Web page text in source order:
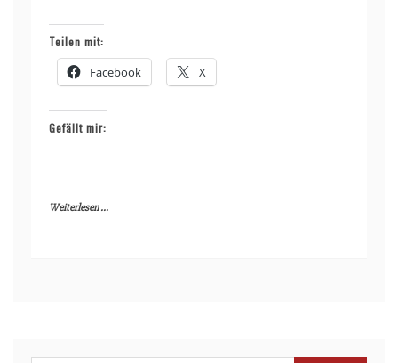
Teilen mit:
Facebook X
Gefällt mir:
Weiterlesen ...